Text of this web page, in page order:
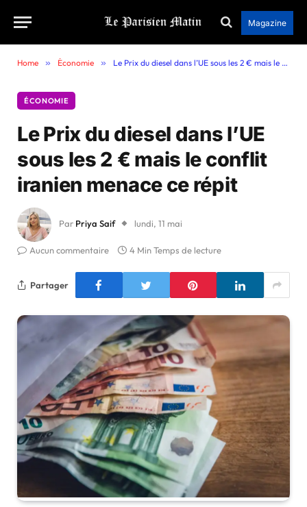
Magazine
Home » Économie » Le Prix du diesel dans l’UE sous les 2 € mais le conflit iranien menace ce répit
ÉCONOMIE
Le Prix du diesel dans l’UE
sous les 2 € mais le conflit
iranien menace ce répit
Par Priya Saif lundi, 11 mai
Aucun commentaire 4 Min Temps de lecture
Partager